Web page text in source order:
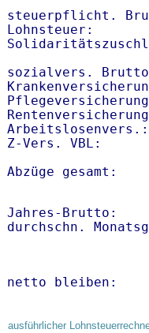
steuerpflicht.
Lohnsteuer:
sozialvers.
Z-Vers. VBL:
Abzüge gesamt:
Jahres-
netto
ausführlicher